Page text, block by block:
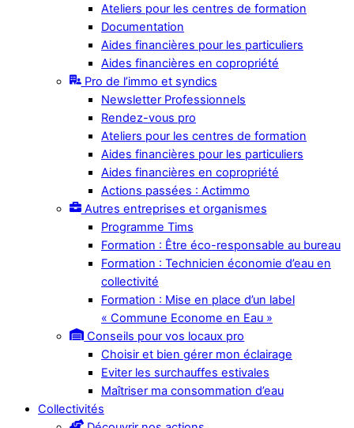
Ateliers pour les centres de formation
Documentation
Aides financières pour les particuliers
Aides financières en copropriété
Pro de l’immo et syndics
Newsletter Professionnels
Rendez-vous pro
Ateliers pour les centres de formation
Aides financières pour les particuliers
Aides financières en copropriété
Actions passées : Actimmo
Autres entreprises et organismes
Programme Tims
Formation : Être éco-responsable au bureau
Formation : Technicien économie d’eau en
collectivité
Formation : Mise en place d’un label
« Commune Econome en Eau »
Conseils pour vos locaux pro
Choisir et bien gérer mon éclairage
Eviter les surchauffes estivales
Maîtriser ma consommation d’eau
Collectivités